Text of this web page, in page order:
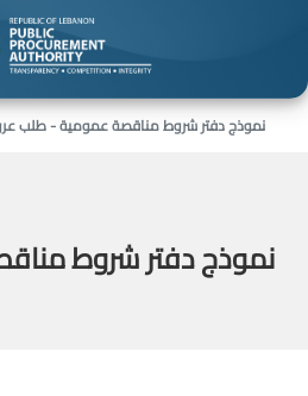
نموذج دفتر شروط مناقصة عمومية - طلب
نموذج دفتر شروط